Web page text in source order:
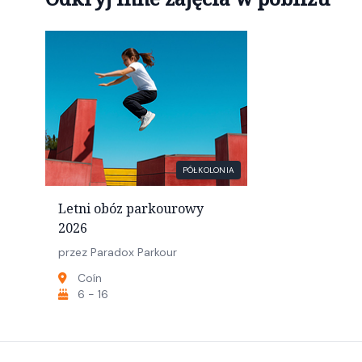
PÓŁKOLONIA
Letni obóz parkourowy
2026
przez Paradox Parkour
Coín
6 - 16